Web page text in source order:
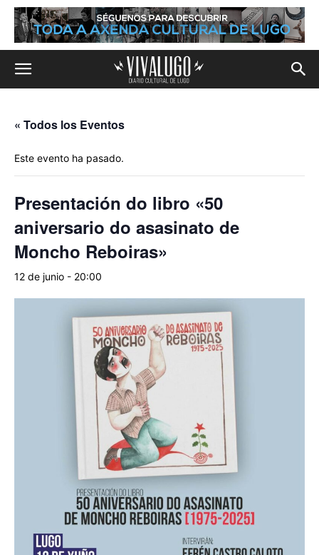
« Todos los Eventos
Este evento ha pasado.
Presentación do libro «50
aniversario do asasinato de
Moncho Reboiras»
12 de junio - 20:00